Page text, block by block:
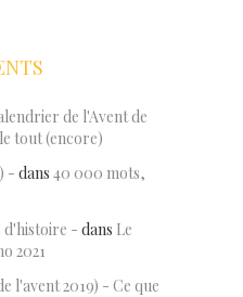
de l'Avent de
tout (encore)
- dans 40 000 mots,
d'histoire - dans Le
2021
l'avent 2019) - Ce que